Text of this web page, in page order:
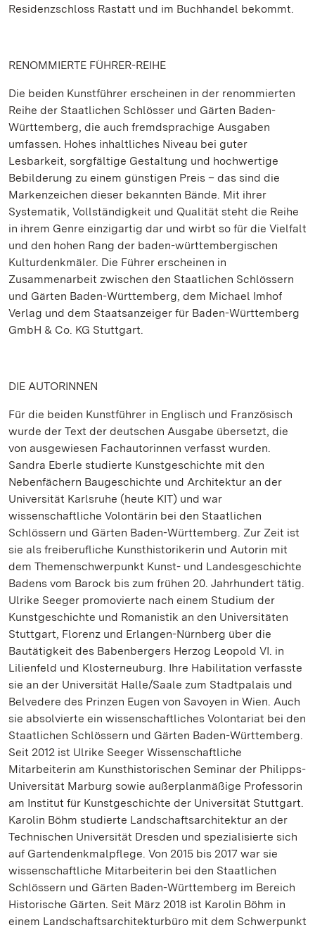
Residenzschloss Rastatt und im Buchhandel bekommt.
RENOMMIERTE FÜHRER-REIHE
Die beiden Kunstführer erscheinen in der renommierten
Reihe der Staatlichen Schlösser und Gärten Baden-
Württemberg, die auch fremdsprachige Ausgaben
umfassen. Hohes inhaltliches Niveau bei guter
Lesbarkeit, sorgfältige Gestaltung und hochwertige
Bebilderung zu einem günstigen Preis – das sind die
Markenzeichen dieser bekannten Bände. Mit ihrer
Systematik, Vollständigkeit und Qualität steht die Reihe
in ihrem Genre einzigartig dar und wirbt so für die Vielfalt
und den hohen Rang der baden-württembergischen
Kulturdenkmäler. Die Führer erscheinen in
Zusammenarbeit zwischen den Staatlichen Schlössern
und Gärten Baden-Württemberg, dem Michael Imhof
Verlag und dem Staatsanzeiger für Baden-Württemberg
GmbH & Co. KG Stuttgart.
DIE AUTORINNEN
Für die beiden Kunstführer in Englisch und Französisch
wurde der Text der deutschen Ausgabe übersetzt, die
von ausgewiesen Fachautorinnen verfasst wurden.
Sandra Eberle studierte Kunstgeschichte mit den
Nebenfächern Baugeschichte und Architektur an der
Universität Karlsruhe (heute KIT) und war
wissenschaftliche Volontärin bei den Staatlichen
Schlössern und Gärten Baden-Württemberg. Zur Zeit ist
sie als freiberufliche Kunsthistorikerin und Autorin mit
dem Themenschwerpunkt Kunst- und Landesgeschichte
Badens vom Barock bis zum frühen 20. Jahrhundert tätig.
Ulrike Seeger promovierte nach einem Studium der
Kunstgeschichte und Romanistik an den Universitäten
Stuttgart, Florenz und Erlangen-Nürnberg über die
Bautätigkeit des Babenbergers Herzog Leopold VI. in
Lilienfeld und Klosterneuburg. Ihre Habilitation verfasste
sie an der Universität Halle/Saale zum Stadtpalais und
Belvedere des Prinzen Eugen von Savoyen in Wien. Auch
sie absolvierte ein wissenschaftliches Volontariat bei den
Staatlichen Schlössern und Gärten Baden-Württemberg.
Seit 2012 ist Ulrike Seeger Wissenschaftliche
Mitarbeiterin am Kunsthistorischen Seminar der Philipps-
Universität Marburg sowie außerplanmäßige Professorin
am Institut für Kunstgeschichte der Universität Stuttgart.
Karolin Böhm studierte Landschaftsarchitektur an der
Technischen Universität Dresden und spezialisierte sich
auf Gartendenkmalpflege. Von 2015 bis 2017 war sie
wissenschaftliche Mitarbeiterin bei den Staatlichen
Schlössern und Gärten Baden-Württemberg im Bereich
Historische Gärten. Seit März 2018 ist Karolin Böhm in
einem Landschaftsarchitekturbüro mit dem Schwerpunkt